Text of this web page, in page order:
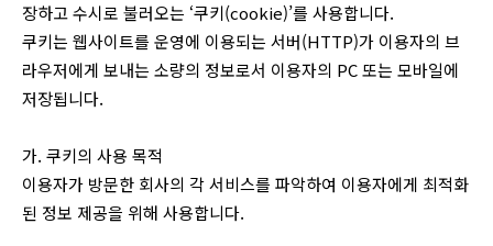
장하고 수시로 불러오는 ‘쿠키(cookie)’를 사용합니다.
쿠키는 웹사이트를 운영에 이용되는 서버(HTTP)가 이용자의 브
라우저에게 보내는 소량의 정보로서 이용자의 PC 또는 모바일에
저장됩니다.
가. 쿠키의 사용 목적
이용자가 방문한 회사의 각 서비스를 파악하여 이용자에게 최적화
된 정보 제공을 위해 사용합니다.